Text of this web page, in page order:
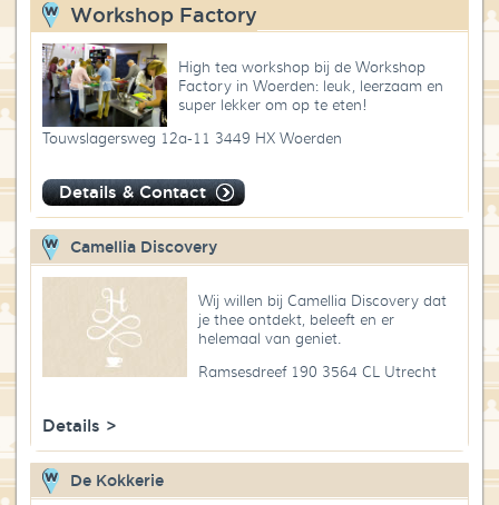
ContactWorkshop Factory
High tea workshop bij de Workshop
Factory in Woerden: leuk, leerzaam en
super lekker om op te eten!
Touwslagersweg 12a-11 3449 HX Woerden
Details & Contact
Camellia Discovery
Wij willen bij Camellia Discovery dat
je thee ontdekt, beleeft en er
helemaal van geniet.
Ramsesdreef 190 3564 CL Utrecht
Details >
De Kokkerie